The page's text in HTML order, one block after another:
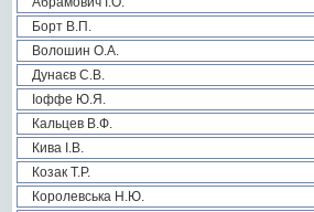
Борт В.П.
Волошин О.А.
Дунаєв С.В.
Іоффе Ю.Я.
Кальцев В.Ф.
Кива І.В.
Козак Т.Р.
Королевська Н.Ю.